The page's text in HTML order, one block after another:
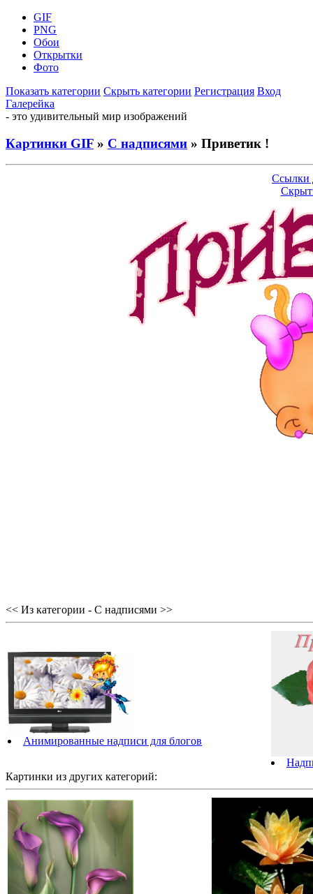
GIF
PNG
Обои
Открытки
Фото
Показать категории Скрыть категории Регистрация Вход
Галерейка
- это удивительный мир изображений
Картинки GIF » С надписями » Приветик !
Ссылки
<< Из категории - С надписями >>
Анимированные надписи для блогов
Картинки из других категорий: